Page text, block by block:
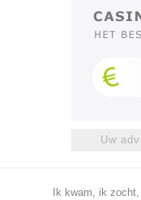
Uw
Ik kwam, ik